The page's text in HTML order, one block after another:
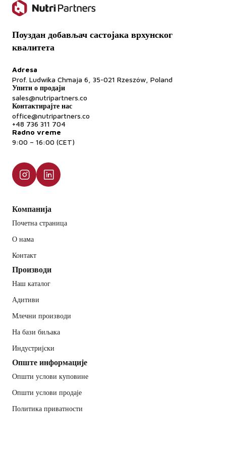
Поуздан добављач састојака врхунског
квалитета
Adresa
Prof. Ludwika Chmaja 6, 35-021 Rzeszów, Poland
Упити о продаји
sales@nutripartners.co
Контактирајте нас
office@nutripartners.co
+48 736 311 704
Radno vreme
9:00 – 16:00 (CET)
Компанија
Почетна страница
О нама
Контакт
Производи
Наш каталог
Адитиви
Млечни производи
На бази биљака
Индустријски
Опште информације
Општи услови куповине
Општи услови продаје
Политика приватности